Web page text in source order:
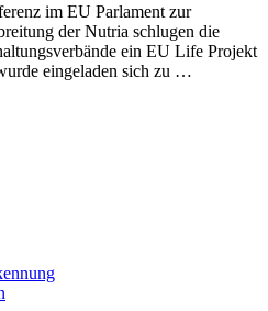
im EU Parlament zur
der Nutria schlugen die
ein EU Life Projekt
eingeladen sich zu …